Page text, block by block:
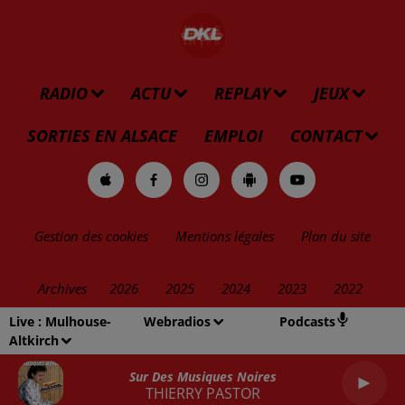
Live : Mulhouse-
Altkirch
Webradios Podcasts
Sur Des Musiques Noires
THIERRY PASTOR
RADIO ACTU REPLAY
JEUX
SORTIES EN ALSACE
EMPLOI CONTACT
Gestion des cookies Mentions légales Plan du site
Archives 2026 2025 2024 2023 2022